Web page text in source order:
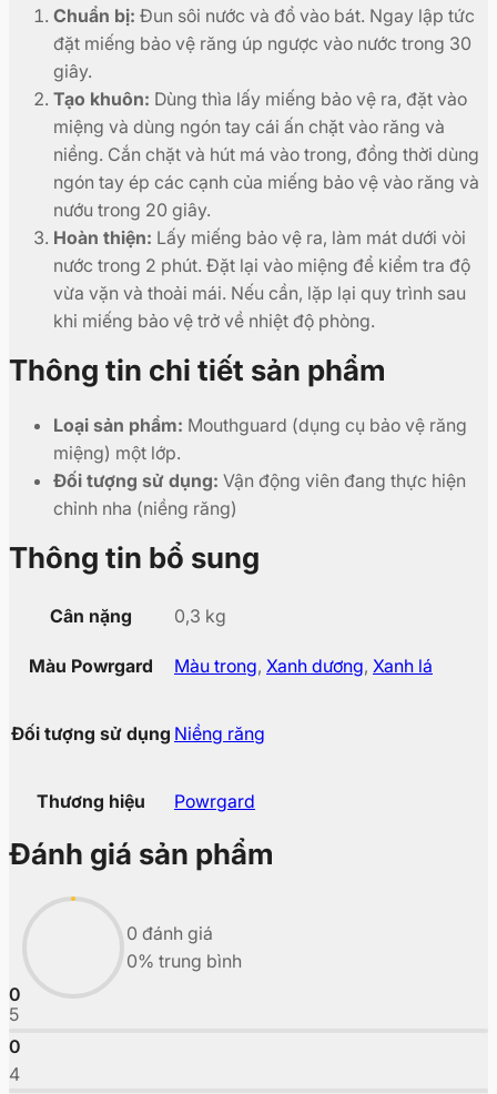
Chuẩn bị: Đun sôi nước và đổ vào bát. Ngay lập tức
đặt miếng bảo vệ răng úp ngược vào nước trong 30
giây.
Tạo khuôn: Dùng thìa lấy miếng bảo vệ ra, đặt vào
miệng và dùng ngón tay cái ấn chặt vào răng và
niềng. Cắn chặt và hút má vào trong, đồng thời dùng
ngón tay ép các cạnh của miếng bảo vệ vào răng và
nướu trong 20 giây.
Hoàn thiện: Lấy miếng bảo vệ ra, làm mát dưới vòi
nước trong 2 phút. Đặt lại vào miệng để kiểm tra độ
vừa vặn và thoải mái. Nếu cần, lặp lại quy trình sau
khi miếng bảo vệ trở về nhiệt độ phòng.
Thông tin chi tiết sản phẩm
Loại sản phẩm: Mouthguard (dụng cụ bảo vệ răng
miệng) một lớp.
Đối tượng sử dụng: Vận động viên đang thực hiện
chỉnh nha (niềng răng)
Thông tin bổ sung
Cân nặng 0,3 kg
Màu Powrgard Màu trong, Xanh dương, Xanh lá
Đối tượng sử dụng Niềng răng
Thương hiệu Powrgard
Đánh giá sản phẩm
0
0 đánh giá
0% trung bình
5
0
4